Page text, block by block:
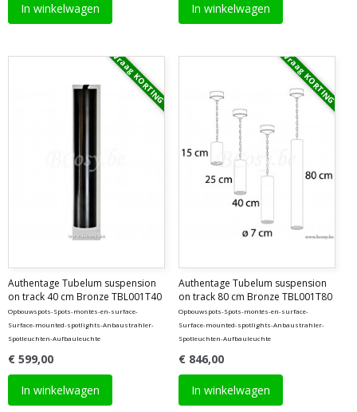
In winkelwagen In winkelwagen
Vraag KORTING
Authentage Tubelum suspension
on track 40 cm Bronze TBL001T40
Opbouwspots-Spots-montés-en-surface-
Surface-mounted-spotlights-Anbaustrahler-
Spotleuchten-Aufbauleuchte
€ 599,00
In winkelwagen
Vraag KORTING
Authentage Tubelum suspension
on track 80 cm Bronze TBL001T80
Opbouwspots-Spots-montés-en-surface-
Surface-mounted-spotlights-Anbaustrahler-
Spotleuchten-Aufbauleuchte
€ 846,00
In winkelwagen